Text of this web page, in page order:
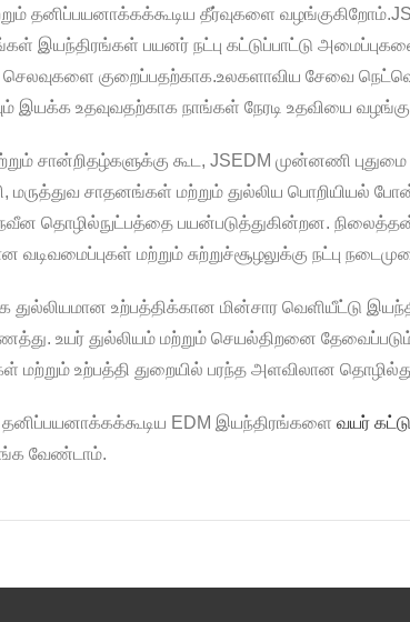
தனிப்பயனாக்கக்கூடிய தீர்வுகளை
இயந்திரங்கள் பயனர் நட்பு கட்டுப்பாட்டு
செலவுகளை குறைப்பதற்காக.உலகளாவிய சேவை
இயக்க உதவுவதற்காக நாங்கள் நேரடி உதவியை
சான்றிதழ்களுக்கு கூட, JSEDM முன்னணி
மருத்துவ சாதனங்கள் மற்றும் துல்லிய பொறியியல்
தொழில்நுட்பத்தை பயன்படுத்துகின்றன.
மற்றும் சுற்றுச்சூழலுக்கு நட்பு
உற்பத்திக்கான மின்சார வெளியீட்டு
உயர் துல்லியம் மற்றும் செயல்திறனை
மற்றும் உற்பத்தி துறையில் பரந்த அளவிலான
EDM இயந்திரங்களை வயர்
வேண்டாம்.